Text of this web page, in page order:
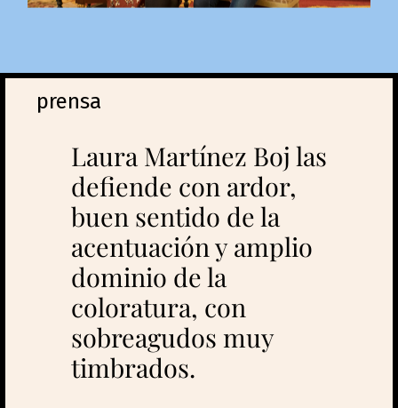
prensa
Laura Martínez Boj las
defiende con ardor,
buen sentido de la
acentuación y amplio
dominio de la
coloratura, con
sobreagudos muy
timbrados.